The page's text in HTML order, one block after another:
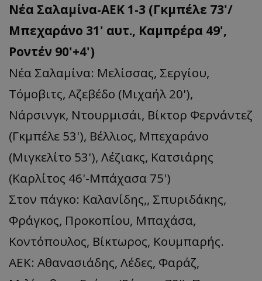
Νέα Σαλαμίνα-ΑΕΚ 1-3 (Γκμπέλε 73'/
Μπεχαράνο 31' αυτ., Καμπρέρα 49',
Ροντέν 90'+4')
Νέα Σαλαμίνα: Μελίσσας, Σεργίου,
Τόμοβιτς, Αζεβέδο (Μιχαήλ 20'),
Νάρσινγκ, Ντουρμισάι, Βίκτορ Φερνάντεζ
(Γκμπέλε 53'), Βέλλιος, Μπεχαράνο
(Μιγκελίτο 53'), Λέζιακς, Κατσιάρης
(Καρλίτος 46'-Μπάχασα 75')
Στον πάγκο: Καλανίδης,, Σπυριδάκης,
Φράγκος, Προκοπίου, Μπαχάσα,
Κοντόπουλος, Βίκτωρος, Κουμπαρής.
ΑΕΚ: Αθανασιάδης, Λέδες, Φαράζ,